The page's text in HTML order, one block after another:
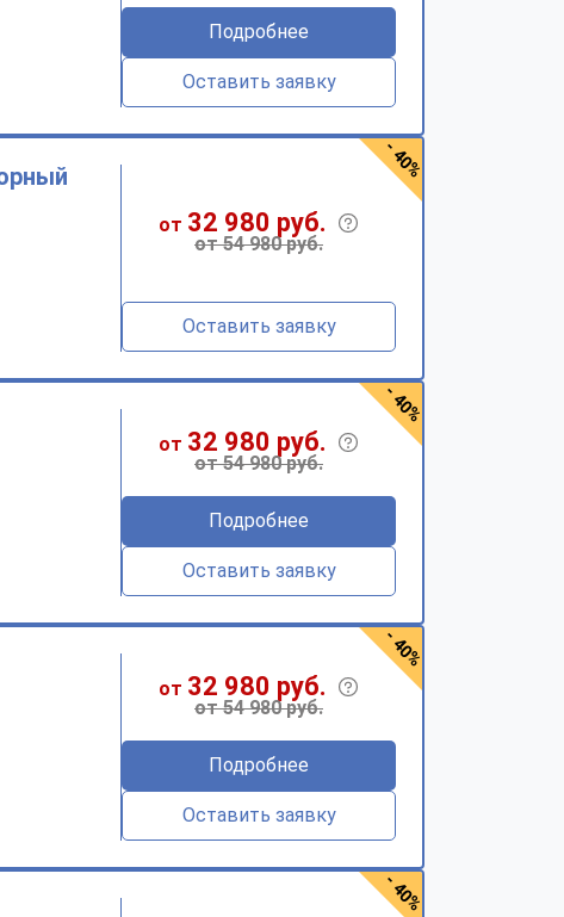
Подробнее
Оставить заявку
от 32 980 руб.
от 54 980 руб.
Оставить заявку
- 40%
от 32 980 руб.
от 54 980 руб.
Подробнее
Оставить заявку
- 40%
от 32 980 руб.
от 54 980 руб.
Подробнее
Оставить заявку
- 40%
- 40%